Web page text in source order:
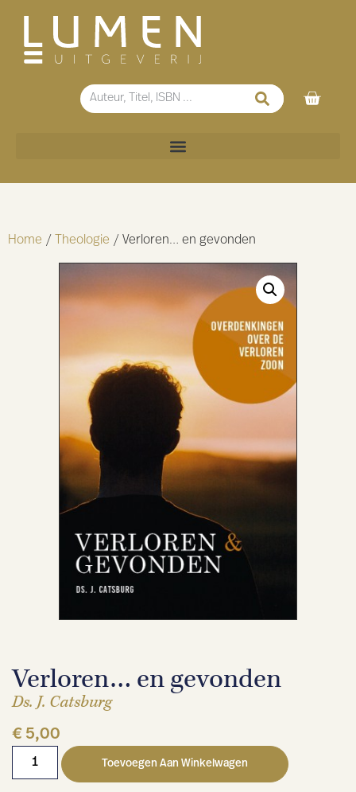
Home / Theologie / Verloren… en gevonden
Verloren… en gevonden
Ds. J. Catsburg
€ 5,00
Toevoegen Aan Winkelwagen